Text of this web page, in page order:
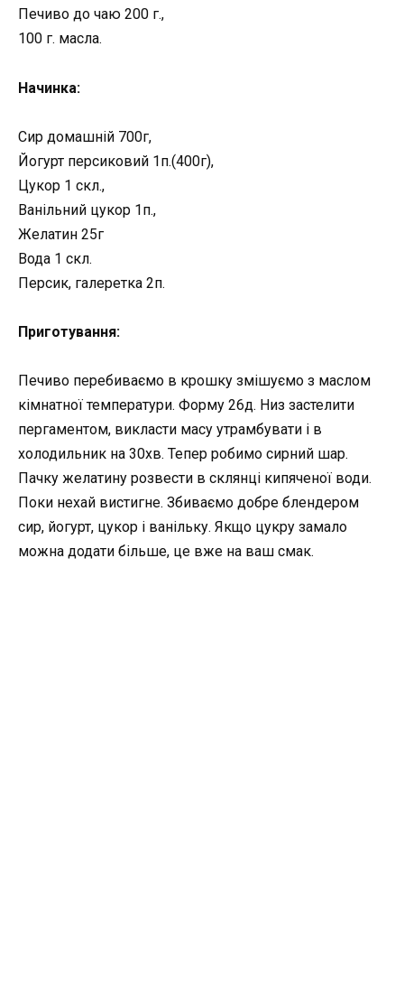
Печиво до чаю 200 г.,
100 г. масла.
Начинка:
Сир домашній 700г,
Йогурт персиковий 1п.(400г),
Цукор 1 скл.,
Ванільний цукор 1п.,
Желатин 25г
Вода 1 скл.
Персик, галеретка 2п.
Приготування:
Печиво перебиваємо в крошку змішуємо з маслом
кімнатної температури. Форму 26д. Низ застелити
пергаментом, викласти масу утрамбувати і в
холодильник на 30хв. Тепер робимо сирний шар.
Пачку желатину розвести в склянці кипяченої води.
Поки нехай вистигне. Збиваємо добре блендером
сир, йогурт, цукор і ванільку. Якщо цукру замало
можна додати більше, це вже на ваш смак.